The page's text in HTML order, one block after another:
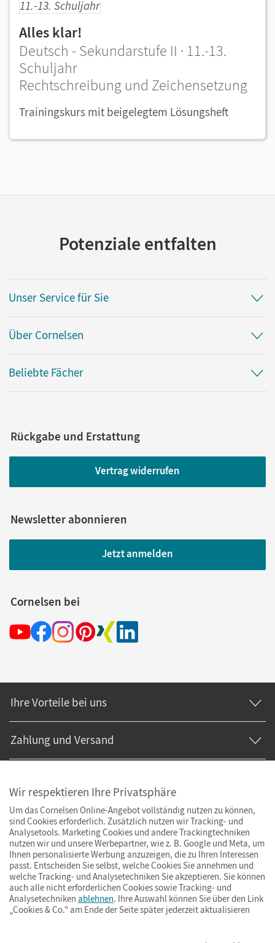
Alles klar!
Deutsch - Sekundarstufe II · 11.-13.
Schuljahr
Rechtschreibung und Zeichensetzung
Trainingskurs mit beigelegtem Lösungsheft
Potenziale entfalten
Unser Service für Sie
Über Cornelsen
Beliebte Fächer
Rückgabe und Erstattung
Vertrag widerrufen
Newsletter abonnieren
Jetzt anmelden
Cornelsen bei
Ihre Vorteile bei uns
Zahlung und Versand
ImpressumAGBDatenschutzBarrierefreiheitCookies & Co.
Wir respektieren Ihre Privatsphäre
Um das Cornelsen Online-Angebot vollständig nutzen zu können,
sind Cookies erforderlich. Zusätzlich nutzen wir Tracking- und
Analysetools. Marketing Cookies und andere Trackingtechniken
nutzen wir und unsere Werbepartner, wie z. B. Google und Meta, um
Ihnen personalisierte Werbung anzuzeigen, die zu Ihren Interessen
passt. Entscheiden Sie selbst, welche Cookies Sie annehmen und
welche Tracking- und Analysetechniken Sie akzeptieren. Sie können
auch alle nicht erforderlichen Cookies sowie Tracking- und
Analysetechniken ablehnen. Ihre Auswahl können Sie über den Link
„Cookies & Co.“ am Ende der Seite später jederzeit aktualisieren